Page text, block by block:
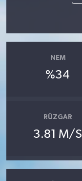
NEM
%34
RÜZGAR
3.81 M/S